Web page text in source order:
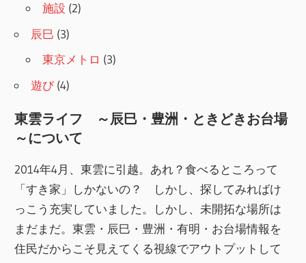
施設 (2)
辰巳 (3)
東京メトロ (3)
遊び (4)
東雲ライフ ～辰巳・豊洲・ときどきお台場
～について
2014年4月、東雲に引越。あれ？食べるところって
「すき家」しかないの？ しかし、探してみればけ
っこう充実していました。しかし、未開拓な場所は
まだまだ。東雲・辰巳・豊洲・有明・お台場情報を
住民だからこそ見えてくる視線でアウトプットして